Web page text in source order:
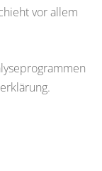
vor allem